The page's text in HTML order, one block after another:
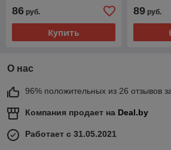
86 руб.
Купить
89руб.
О нас
96% положительных из 26 отзывов
Компания продает на Deal.by
Работает с 31.05.2021